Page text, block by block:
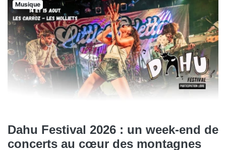
Musique
Dahu Festival 2026 : un week-end de
concerts au cœur des montagnes